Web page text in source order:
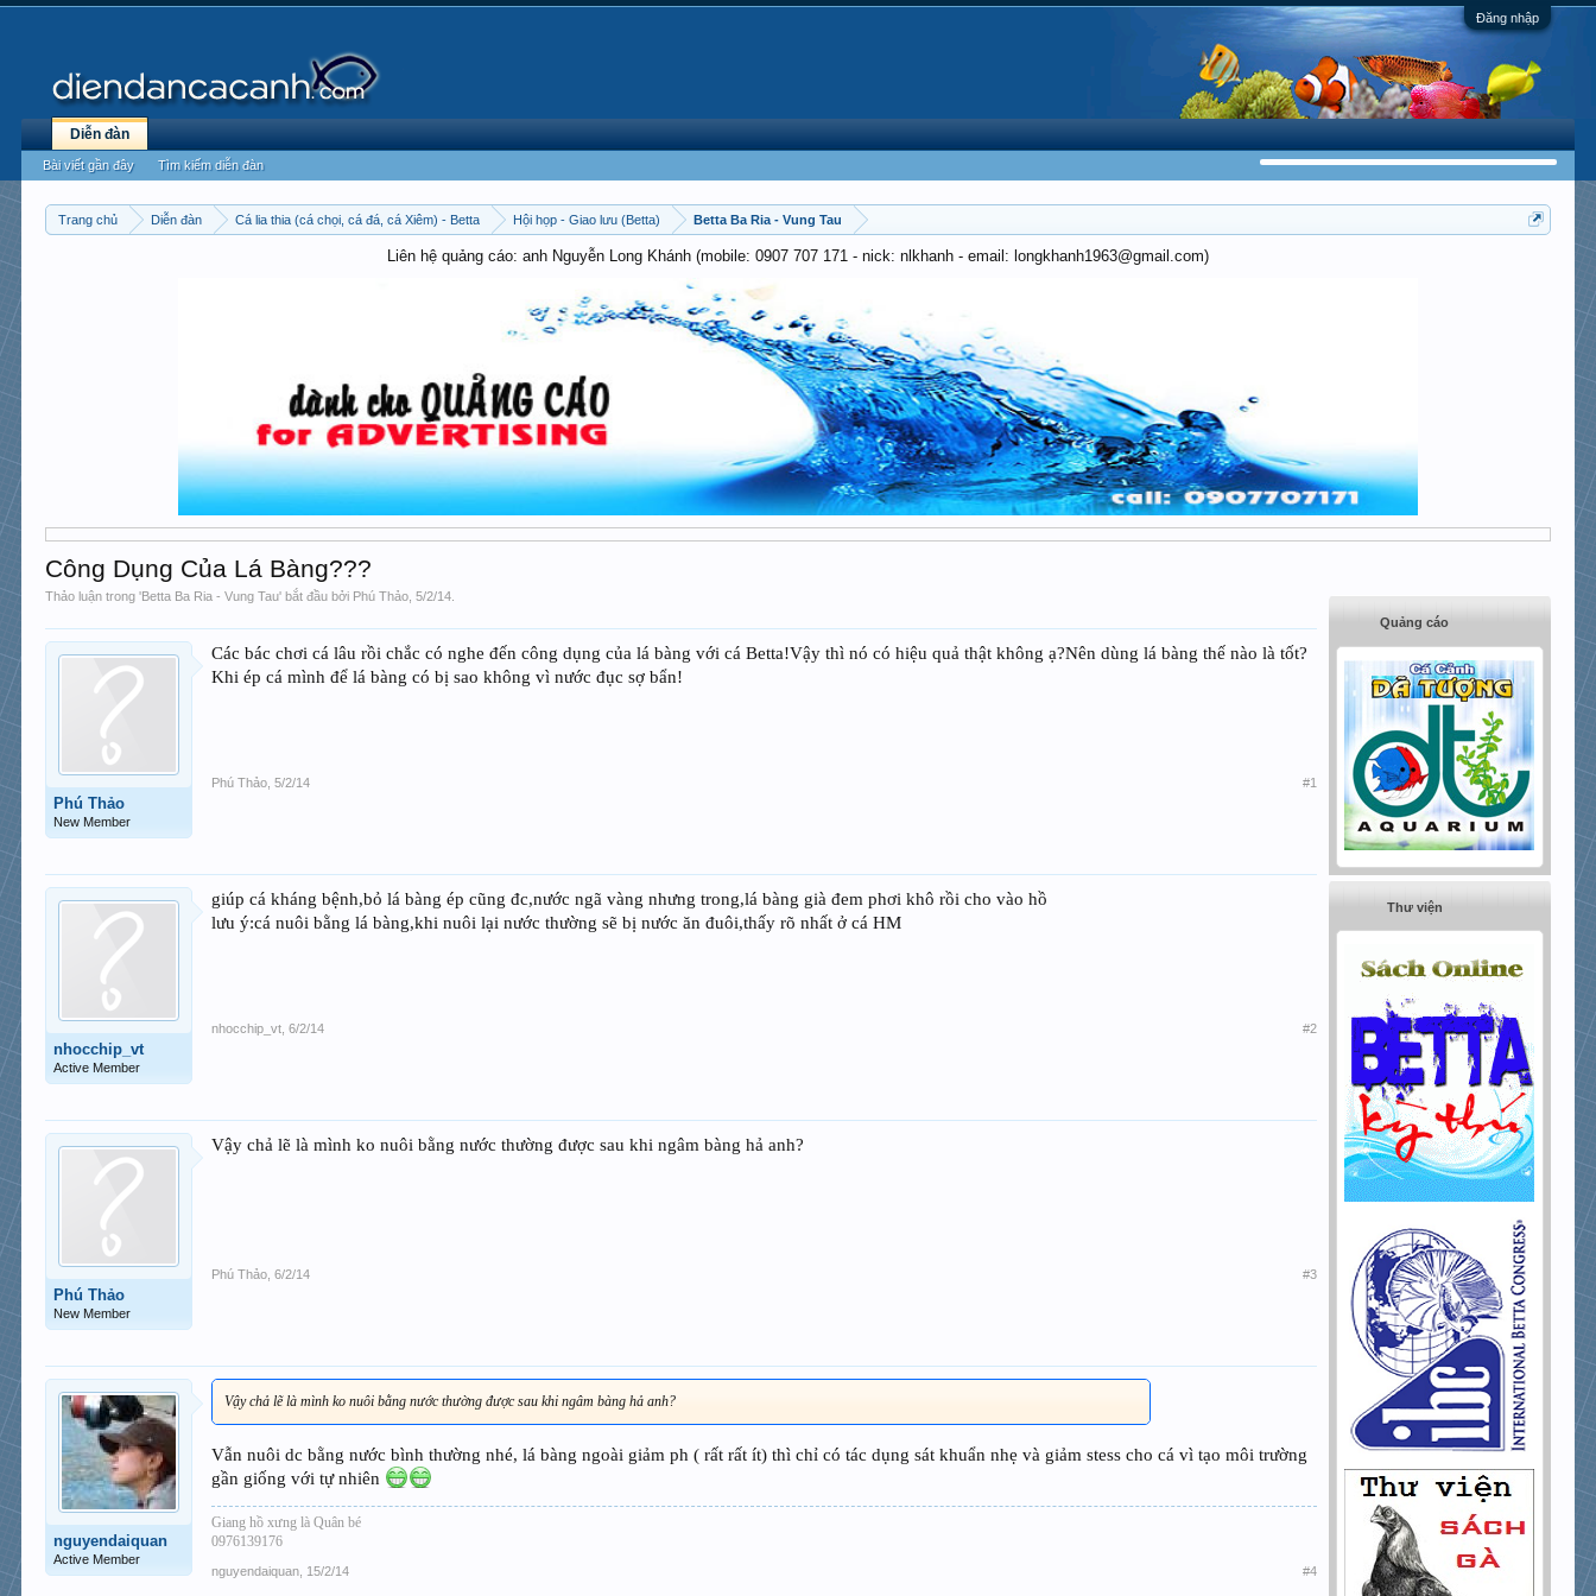
Đăng nhập
Trang chủ Diễn đàn Cá lia thia (cá chọi, cá đá, cá Xiêm) - Betta Hội họp - Giao lưu (Betta) Betta Ba Ria - Vung Tau
Liên hệ quảng cáo: anh Nguyễn Long Khánh (mobile: 0907 707 171 - nick: nlkhanh - email: longkhanh1963@gmail.com)
Công Dụng Của Lá Bàng???
Thảo luận trong 'Betta Ba Ria - Vung Tau' bắt đầu bởi Phú Thảo ,5/2/14
Phú Thảo
New Member
Các bác chơi cá lâu rồi chắc có nghe đến công dụng của lá bàng với cá Betta!Vậy thì nó có hiệu quả thật không ạ?Nên dùng lá bàng thế nào là tốt?
Khi ép cá mình để lá bàng có bị sao không vì nước đục sợ bẩn!
Phú Thảo 5/2/14 #1
nhocchip_vt
Active Member
giúp cá kháng bệnh,bỏ lá bàng ép cũng đc,nước ngã vàng nhưng trong,lá bàng già đem phơi khô rồi cho vào hồ
lưu ý:cá nuôi bằng lá bàng,khi nuôi lại nước thường sẽ bị nước ăn đuôi,thấy rõ nhất ở cá HM
nhocchip_vt 6/2/14 #2
Phú Thảo
New Member
Vậy chả lẽ là mình ko nuôi bằng nước thường được sau khi ngâm bàng hả anh?
Phú Thảo 6/2/14 #3
nguyendaiquan
Active Member
Vậy chả lẽ là mình ko nuôi bằng nước thường được sau khi ngâm bàng hả anh?
Vẫn nuôi dc bằng nước bình thường nhé, lá bàng ngoài giảm ph ( rất rất ít) thì chỉ có tác dụng sát khuẩn nhẹ và giảm stess cho cá vì tạo môi trường
gần giống với tự nhiên
Giang hồ xưng là Quân bé
0976139176
nguyendaiquan 15/2/14 #4
Quảng cáo
Thư viện
Diễn đàn
Bài viết gần đây Tìm kiếm diễn đàn